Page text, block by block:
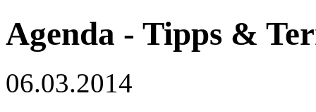
Agenda - Tipps &
06.03.2014